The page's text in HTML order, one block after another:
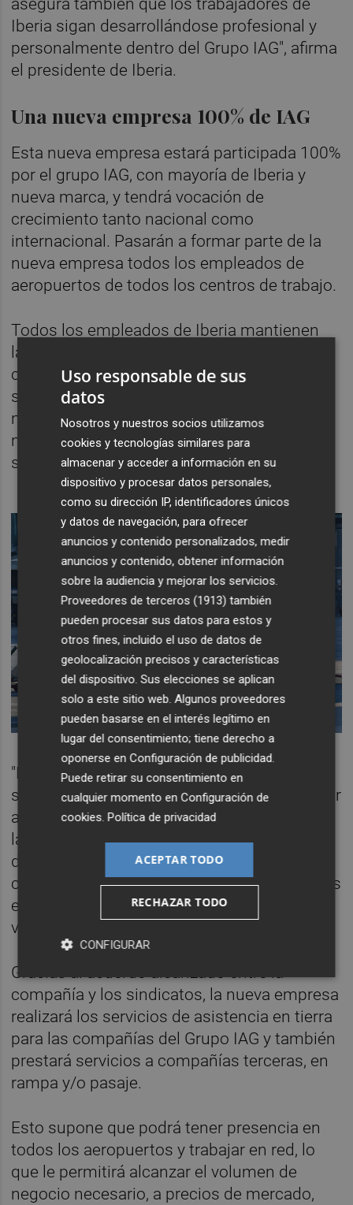
asegura también que los trabajadores de
Iberia sigan desarrollándose profesional y
personalmente dentro del Grupo IAG", afirma
el presidente de Iberia.
Una nueva empresa 100% de IAG
Esta nueva empresa estará participada 100%
por el grupo IAG, con mayoría de Iberia y
nueva marca, y tendrá vocación de
crecimiento tanto nacional como
internacional. Pasarán a formar parte de la
nueva empresa todos los empleados de
aeropuertos de todos los centros de trabajo.
Todos los empleados de Iberia mantienen
las condiciones del convenio de Iberia y
conservan sus derechos, incluidos los
sistemas de progresión y antigüedad, y los
nuevos trabajadores que se incorporen a la
nueva empresa lo harán con el convenio del
sector.
"El principio que ha guiado este acuerdo ha
sido, desde el primer momento, salvaguardar
aquellas condiciones que los trabajadores y
las trabajadoras de Iberia tienen por encima
de las condiciones especificadas en el
convenio del sector", aseguran los sindicatos
en un comunicado hecho público este
viernes.
Gracias al acuerdo alcanzado entre la
compañía y los sindicatos, la nueva empresa
realizará los servicios de asistencia en tierra
para las compañías del Grupo IAG y también
prestará servicios a compañías terceras, en
rampa y/o pasaje.
Esto supone que podrá tener presencia en
todos los aeropuertos y trabajar en red, lo
que le permitirá alcanzar el volumen de
negocio necesario, a precios de mercado,
Uso responsable de sus
datos
Nosotros y nuestros socios utilizamos
cookies y tecnologías similares para
almacenar y acceder a información en su
dispositivo y procesar datos personales,
como su dirección IP, identificadores únicos
y datos de navegación, para ofrecer
anuncios y contenido personalizados, medir
anuncios y contenido, obtener información
sobre la audiencia y mejorar los servicios.
Proveedores de terceros (1913) también
pueden procesar sus datos para estos y
otros fines, incluido el uso de datos de
geolocalización precisos y características
del dispositivo. Sus elecciones se aplican
solo a este sitio web. Algunos proveedores
pueden basarse en el interés legítimo en
lugar del consentimiento; tiene derecho a
oponerse enConfiguración de publicidad
Puede retirar su consentimiento en
cualquier momento enConfiguración de
cookies .Política de privacidad
ACEPTAR TODO
RECHAZAR TODO
CONFIGURAR